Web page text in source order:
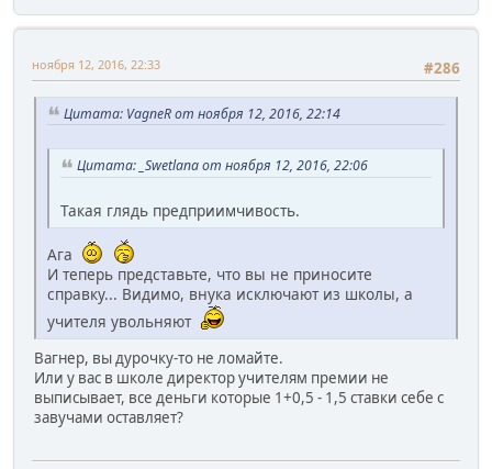
#286
ноября 12, 2016, 22:33
Цитата: VagneR от ноября 12, 2016, 22:14
Цитата: _Swetlana от ноября 12, 2016, 22:06
Такая глядь предприимчивость.
Ага
И теперь представьте, что вы не приносите
справку... Видимо, внука исключают из школы, а
учителя увольняют
Вагнер, вы дурочку-то не ломайте.
Или у вас в школе директор учителям премии не
выписывает, все деньги которые 1+0,5 - 1,5 ставки себе с
завучами оставляет?